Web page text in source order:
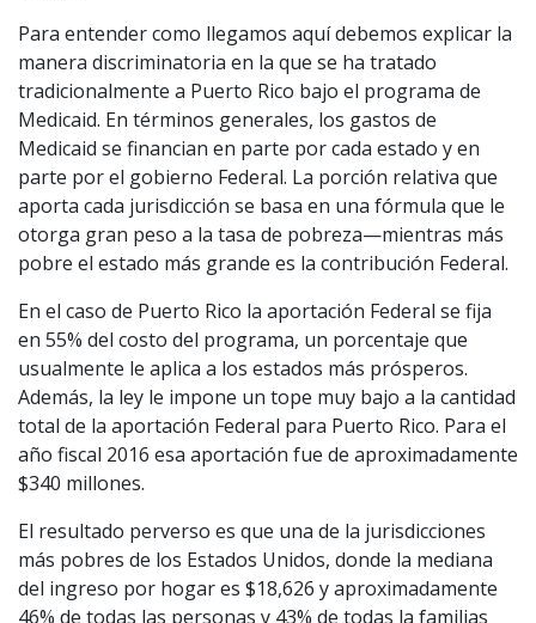
Para entender como llegamos aquí debemos explicar la
manera discriminatoria en la que se ha tratado
tradicionalmente a Puerto Rico bajo el programa de
Medicaid. En términos generales, los gastos de
Medicaid se financian en parte por cada estado y en
parte por el gobierno Federal. La porción relativa que
aporta cada jurisdicción se basa en una fórmula que le
otorga gran peso a la tasa de pobreza—mientras más
pobre el estado más grande es la contribución Federal.
En el caso de Puerto Rico la aportación Federal se fija
en 55% del costo del programa, un porcentaje que
usualmente le aplica a los estados más prósperos.
Además, la ley le impone un tope muy bajo a la cantidad
total de la aportación Federal para Puerto Rico. Para el
año fiscal 2016 esa aportación fue de aproximadamente
$340 millones.
El resultado perverso es que una de la jurisdicciones
más pobres de los Estados Unidos, donde la mediana
del ingreso por hogar es $18,626 y aproximadamente
46% de todas las personas y 43% de todas la familias